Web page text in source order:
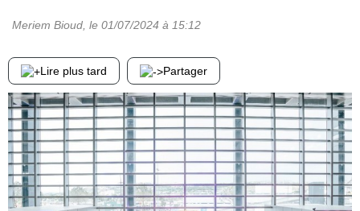
Meriem Bioud , le 01/07/2024 à 15:12
Lire plus tard Partager